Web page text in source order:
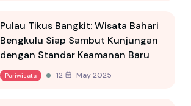
Pulau Tikus Bangkit: Wisata Bahari
Bengkulu Siap Sambut Kunjungan
dengan Standar Keamanan Baru
Pariwisata 12 May 2025